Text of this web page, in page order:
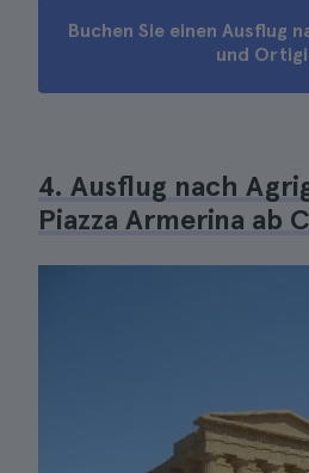
Buchen Sie einen Ausflug
und
4. Ausflug nach
Piazza Armerina ab